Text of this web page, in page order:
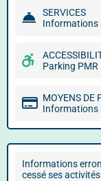
SERVICES
Informations
Parking PMR
MOYENS DE
Informations
Informations
cessé ses activités